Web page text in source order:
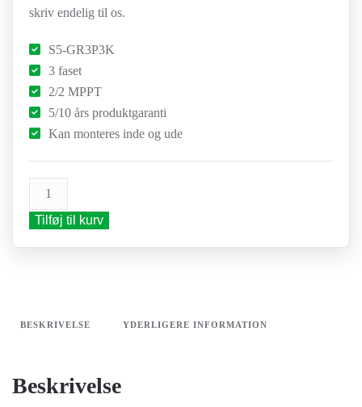
skriv endelig til os.
S5-GR3P3K
3 faset
2/2 MPPT
5/10 års produktgaranti
Kan monteres inde og ude
Solis
inverter
3
kW
Tilføj til kurv
BESKRIVELSE YDERLIGERE INFORMATION
Beskrivelse